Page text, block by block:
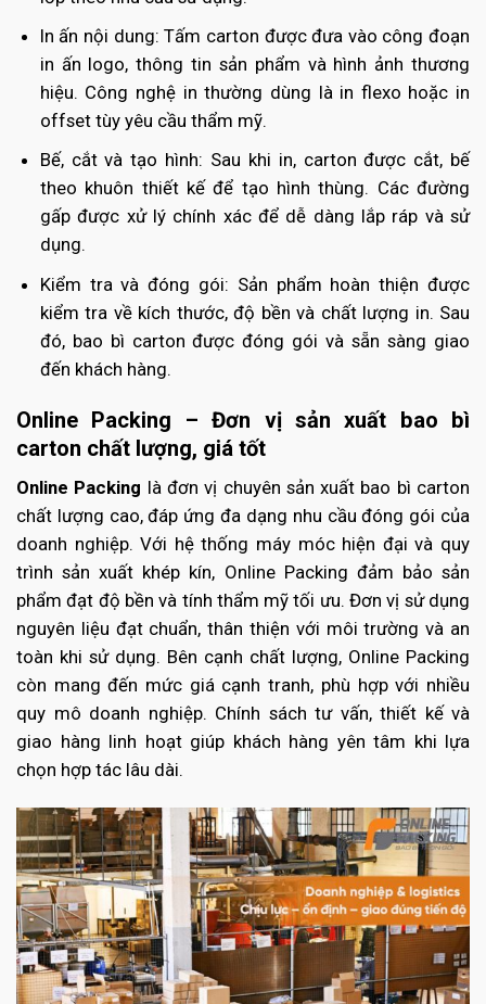
In ấn nội dung: Tấm carton được đưa vào công đoạn
in ấn logo, thông tin sản phẩm và hình ảnh thương
hiệu. Công nghệ in thường dùng là in flexo hoặc in
offset tùy yêu cầu thẩm mỹ.
Bế, cắt và tạo hình: Sau khi in, carton được cắt, bế
theo khuôn thiết kế để tạo hình thùng. Các đường
gấp được xử lý chính xác để dễ dàng lắp ráp và sử
dụng.
Kiểm tra và đóng gói: Sản phẩm hoàn thiện được
kiểm tra về kích thước, độ bền và chất lượng in. Sau
đó, bao bì carton được đóng gói và sẵn sàng giao
đến khách hàng.
Online Packing – Đơn vị sản xuất bao bì
carton chất lượng, giá tốt
Online Packing là đơn vị chuyên sản xuất bao bì carton
chất lượng cao, đáp ứng đa dạng nhu cầu đóng gói của
doanh nghiệp. Với hệ thống máy móc hiện đại và quy
trình sản xuất khép kín, Online Packing đảm bảo sản
phẩm đạt độ bền và tính thẩm mỹ tối ưu. Đơn vị sử dụng
nguyên liệu đạt chuẩn, thân thiện với môi trường và an
toàn khi sử dụng. Bên cạnh chất lượng, Online Packing
còn mang đến mức giá cạnh tranh, phù hợp với nhiều
quy mô doanh nghiệp. Chính sách tư vấn, thiết kế và
giao hàng linh hoạt giúp khách hàng yên tâm khi lựa
chọn hợp tác lâu dài.